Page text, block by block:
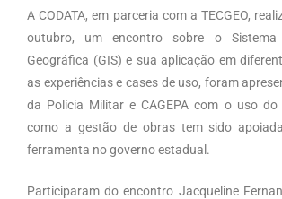
A CODATA, em parceria com a TECGEO,
outubro, um encontro sobre o Sistema
Geográfica (GIS) e sua aplicação em
as experiências e cases de uso, foram
da Polícia Militar e CAGEPA com o uso do
como a gestão de obras tem sido
ferramenta no governo estadual.
Participaram do encontro Jacqueline